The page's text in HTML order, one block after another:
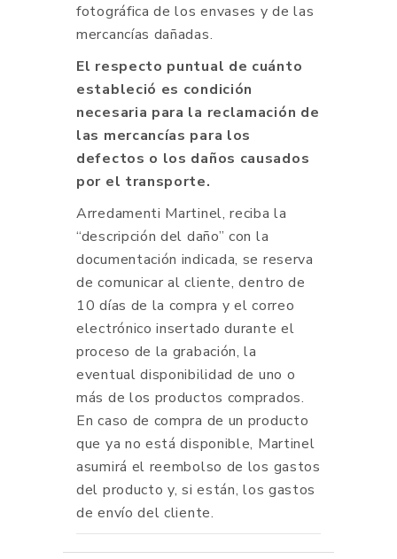
fotográfica de los envases y de las
mercancías dañadas.
El respecto puntual de cuánto
estableció es condición
necesaria para la reclamación de
las mercancías para los
defectos o los daños causados
por el transporte.
Arredamenti Martinel, reciba la
“descripción del daño” con la
documentación indicada, se reserva
de comunicar al cliente, dentro de
10 días de la compra y el correo
electrónico insertado durante el
proceso de la grabación, la
eventual disponibilidad de uno o
más de los productos comprados.
En caso de compra de un producto
que ya no está disponible, Martinel
asumirá el reembolso de los gastos
del producto y, si están, los gastos
de envío del cliente.